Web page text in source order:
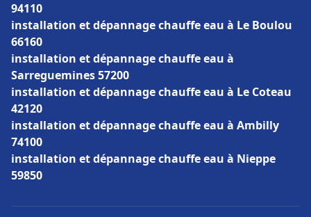
94110
installation et dépannage chauffe eau à Le Boulou
66160
installation et dépannage chauffe eau à
Sarreguemines 57200
installation et dépannage chauffe eau à Le Coteau
42120
installation et dépannage chauffe eau à Ambilly
74100
installation et dépannage chauffe eau à Nieppe
59850